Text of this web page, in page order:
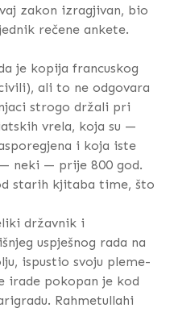
zakon izragjivan, bio
rečene ankete.
je kopija francuskog
ali to ne odgovara
strogo držali pri
vrela, koja su —
i koja iste
neki — prije 800 god.
starih kjitaba time, što
državnik i
uspješnog rada na
ispustio svoju pleme-
irade pokopan je kod
Rahmetullahi